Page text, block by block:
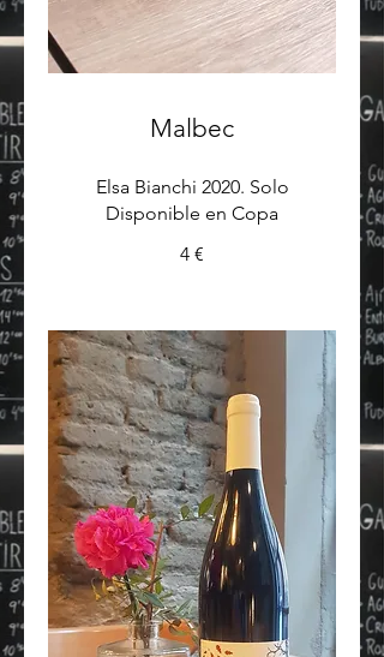
Malbec
Elsa Bianchi 2020. Solo
Disponible en Copa
4 €